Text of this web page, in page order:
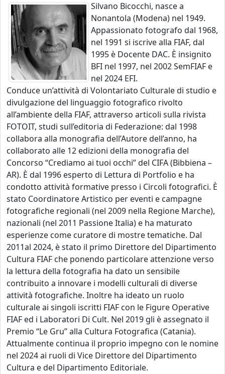
Silvano Bicocchi, nasce a
Nonantola (Modena) nel 1949.
Appassionato fotografo dal 1968,
nel 1991 si iscrive alla FIAF, dal
1995 è Docente DAC. È insignito
BFI nel 1997, nel 2002 SemFIAF e
nel 2024 EFI.
Conduce un’attività di Volontariato Culturale di studio e
divulgazione del linguaggio fotografico rivolto
all’ambiente della FIAF, attraverso articoli sulla rivista
FOTOIT, studi sull’editoria di Federazione: dal 1998
collabora alla monografia dell’Autore dell’anno, ha
collaborato alle 12 edizioni della monografia del
Concorso “Crediamo ai tuoi occhi” del CIFA (Bibbiena –
AR). È dal 1996 esperto di Lettura di Portfolio e ha
condotto attività formative presso i Circoli fotografici. È
stato Coordinatore Artistico per eventi e campagne
fotografiche regionali (nel 2009 nella Regione Marche),
nazionali (nel 2011 Passione Italia) e ha maturato
esperienze come curatore di mostre tematiche. Dal
2011al 2024, è stato il primo Direttore del Dipartimento
Cultura FIAF che ponendo particolare attenzione verso
la lettura della fotografia ha dato un sensibile
contribuito a innovare i modelli culturali di diverse
attività fotografiche. Inoltre ha ideato un ruolo
culturale ai singoli iscritti FIAF con le Figure Operative
FIAF ed i Laboratori Di Cult. Nel 2019 gli è assegnato il
Premio “Le Gru” alla Cultura Fotografica (Catania).
Attualmente continua il proprio impegno con le nomine
nel 2024 ai ruoli di Vice Direttore del Dipartimento
Cultura e del Dipartimento Editoriale.